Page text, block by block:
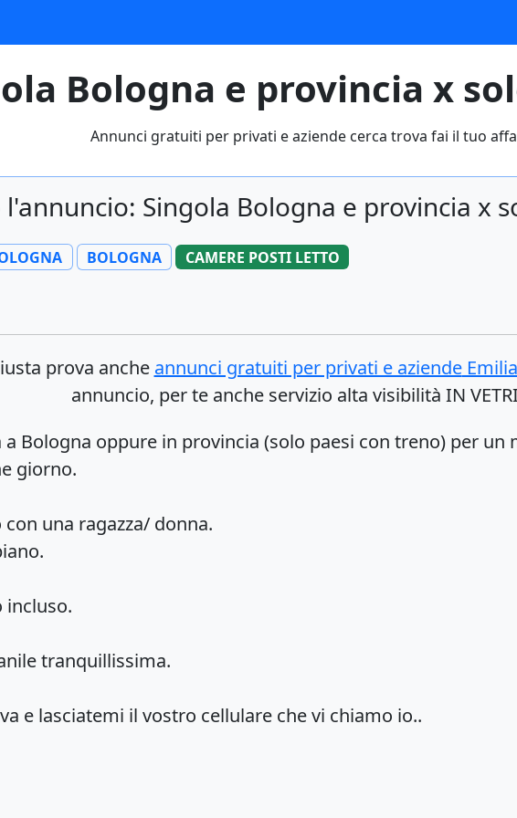
Bologna e provincia x
Annunci gratuiti per privati e aziende cerca trova fai il tuo
Singola Bologna e provincia x
BOLOGNA CAMERE POSTI LETTO
prova anche annunci gratuiti per privati e aziende
annuncio, per te anche servizio alta visibilità IN
Bologna oppure in provincia (solo paesi con treno) per un
giorno.
una ragazza/ donna.
incluso.
tranquillissima.
e lasciatemi il vostro cellulare che vi chiamo io..